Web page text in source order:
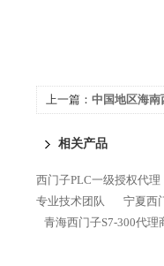
上一篇： 中国地区海南
相关产品
西门子PLC一级授权代理
专业技术团队
宁夏西
青海西门子S7-300代理